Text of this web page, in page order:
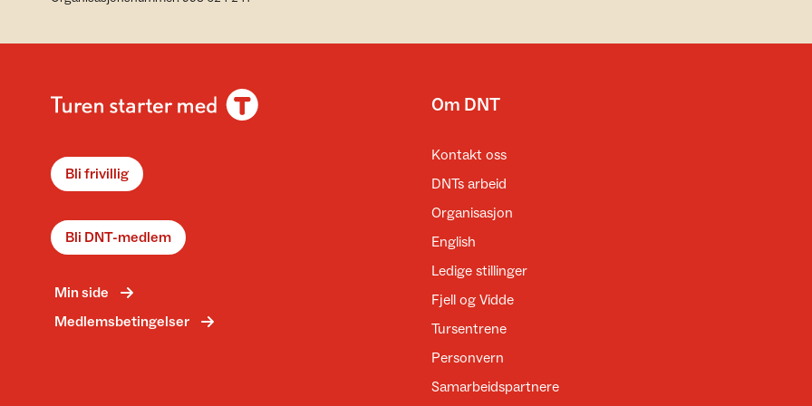
Bli frivillig
Bli DNT-medlem
Min side
Medlemsbetingelser
Om DNT
Kontakt oss
DNTs arbeid
Organisasjon
English
Ledige stillinger
Fjell og Vidde
Tursentrene
Personvern
Samarbeidspartnere